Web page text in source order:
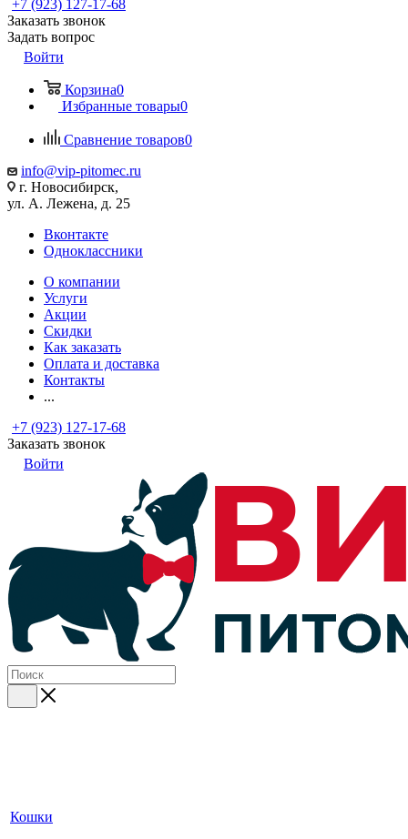
+7 (923) 127-17-68
Заказать звонок
Задать вопрос
Войти
Корзина0
Избранные товары0
Сравнение товаров0
info@vip-pitomec.ru
г. Новосибирск,
ул. А. Лежена, д. 25
Вконтакте
Одноклассники
О компании
Услуги
Акции
Скидки
Как заказать
Оплата и доставка
Контакты
...
+7 (923) 127-17-68
Заказать звонок
Войти
Кошки